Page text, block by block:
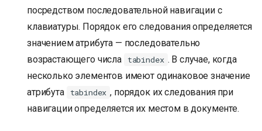
посредством последовательной навигации с
клавиатуры. Порядок его следования определяется
значением атрибута — последовательно
возрастающего числа
tabindex . В случае, когда
несколько элементов имеют одинаковое значение
атрибута
tabindex , порядок их следования при
навигации определяется их местом в документе.